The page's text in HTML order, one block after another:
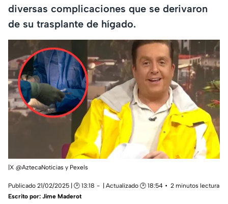
diversas complicaciones que se derivaron
de su trasplante de hígado.
|X @AztecaNoticias y Pexels
Publicado 21/02/2025 | 🕑 13:18 | Actualizado 🕑 18:54
2 minutos lectura
Escrito por: Jime Maderot